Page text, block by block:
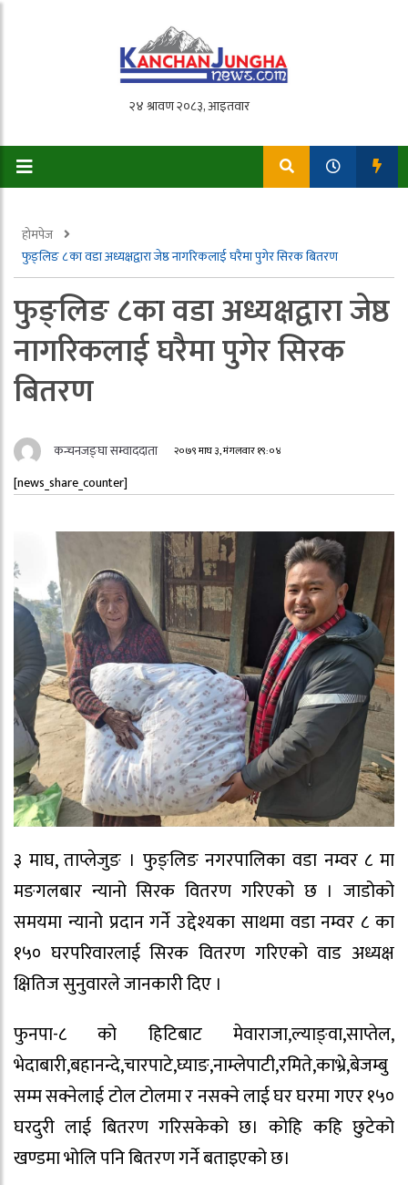
होमपेज
फुङ्लिङ ८का वडा अध्यक्षद्वारा जेष्ठ नागरिकलाई घरैमा पुगेर सिरक बितरण
फुङ्लिङ ८का वडा अध्यक्षद्वारा जेष्ठ
नागरिकलाई घरैमा पुगेर सिरक
बितरण
कन्चनजङ्घा सम्वाददाता २०७९ माघ ३, मंगलवार १९:०४
[news_share_counter]
३ माघ, ताप्लेजुङ । फुङ्लिङ नगरपालिका वडा नम्वर ८ मा
मङगलबार न्यानो सिरक वितरण गरिएको छ । जाडोको
समयमा न्यानो प्रदान गर्ने उद्देश्यका साथमा वडा नम्वर ८ का
१५० घरपरिवारलाई सिरक वितरण गरिएको वाड अध्यक्ष
क्षितिज सुनुवारले जानकारी दिए ।
फुनपा-८ को हिटिबाट मेवाराजा,ल्याङ्वा,साप्तेल,
भेदाबारी,बहानन्दे,चारपाटे,घ्याङ,नाम्लेपाटी,रमिते,काभ्रे,बेजम्बु
सम्म सक्नेलाई टोल टोलमा र नसक्ने लाई घर घरमा गएर १५०
घरदुरी लाई बितरण गरिसकेको छ। कोहि कहि छुटेको
खण्डमा भोलि पनि बितरण गर्ने बताइएको छ।